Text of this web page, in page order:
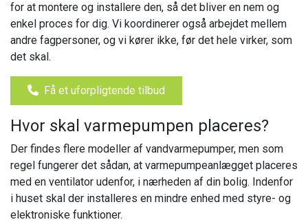
for at montere og installere den, så det bliver en nem og
enkel proces for dig. Vi koordinerer også arbejdet mellem
andre fagpersoner, og vi kører ikke, før det hele virker, som
det skal.
Få et uforpligtende tilbud
Hvor skal varmepumpen placeres?
Der findes flere modeller af vandvarmepumper, men som
regel fungerer det sådan, at varmepumpeanlægget placeres
med en ventilator udenfor, i nærheden af din bolig. Indenfor
i huset skal der installeres en mindre enhed med styre- og
elektroniske funktioner.